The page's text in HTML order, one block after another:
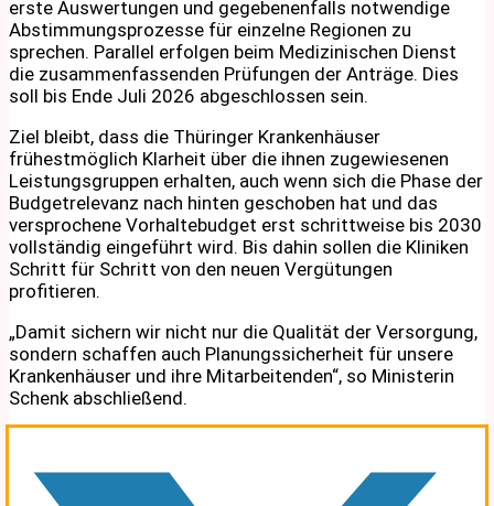
erste Auswertungen und gegebenenfalls notwendige
Abstimmungsprozesse für einzelne Regionen zu
sprechen. Parallel erfolgen beim Medizinischen Dienst
die zusammenfassenden Prüfungen der Anträge. Dies
soll bis Ende Juli 2026 abgeschlossen sein.
Ziel bleibt, dass die Thüringer Krankenhäuser
frühestmöglich Klarheit über die ihnen zugewiesenen
Leistungsgruppen erhalten, auch wenn sich die Phase der
Budgetrelevanz nach hinten geschoben hat und das
versprochene Vorhaltebudget erst schrittweise bis 2030
vollständig eingeführt wird. Bis dahin sollen die Kliniken
Schritt für Schritt von den neuen Vergütungen
profitieren.
„Damit sichern wir nicht nur die Qualität der Versorgung,
sondern schaffen auch Planungssicherheit für unsere
Krankenhäuser und ihre Mitarbeitenden“, so Ministerin
Schenk abschließend.